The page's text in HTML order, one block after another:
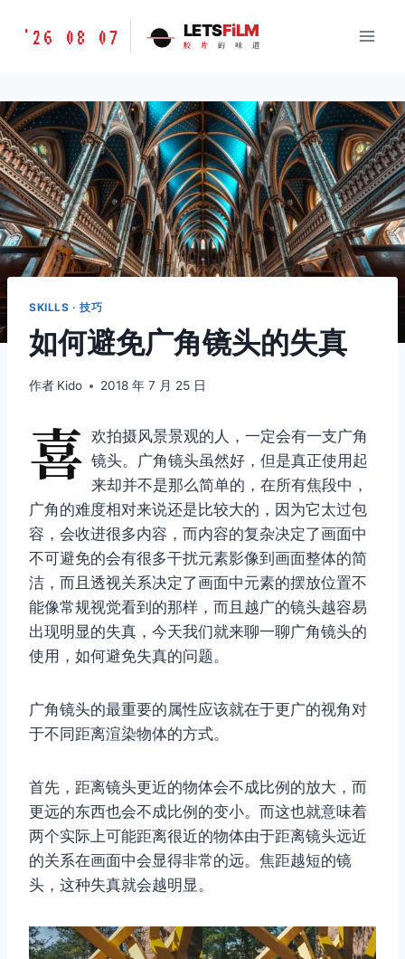
胶
味
道
LETSFILM
'26 08 07 LETSFiLM
胶 片 的 味 道
SKILLS · 技巧
如何避免广角镜头的失真
作者 Kido 2018 年 7 月 25 日
喜 欢拍摄风景景观的人，一定会有一支广角
镜头。广角镜头虽然好，但是真正使用起
来却并不是那么简单的，在所有焦段中，
广角的难度相对来说还是比较大的，因为它太过包
容，会收进很多内容，而内容的复杂决定了画面中
不可避免的会有很多干扰元素影像到画面整体的简
洁，而且透视关系决定了画面中元素的摆放位置不
能像常规视觉看到的那样，而且越广的镜头越容易
出现明显的失真，今天我们就来聊一聊广角镜头的
使用，如何避免失真的问题。
广角镜头的最重要的属性应该就在于更广的视角对
于不同距离渲染物体的方式。
首先，距离镜头更近的物体会不成比例的放大，而
更远的东西也会不成比例的变小。而这也就意味着
两个实际上可能距离很近的物体由于距离镜头远近
的关系在画面中会显得非常的远。焦距越短的镜
头，这种失真就会越明显。